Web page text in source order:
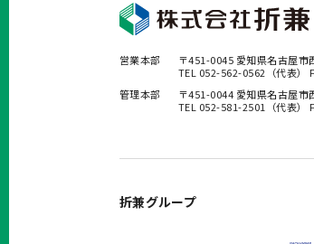
営業本部
〒451-0045 愛知県名古屋
TEL 052-562-0562（代表）
管理本部
〒451-0044 愛知県名古屋市
TEL 052-581-2501（代表）
折兼グループ